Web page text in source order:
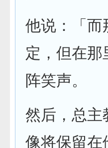
他说：「而
定，但在
阵笑声。
然后，总主
像将保留在